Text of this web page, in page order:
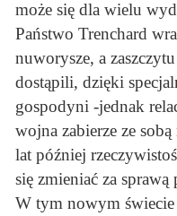
może się dla wielu
Państwo Trenchard
nuworysze, a
dostąpili, dzięki
gospodyni -jednak
wojna zabierze ze
lat później
się zmieniać za
W tym nowym